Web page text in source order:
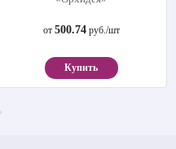
от 500.74руб./шт
Купить